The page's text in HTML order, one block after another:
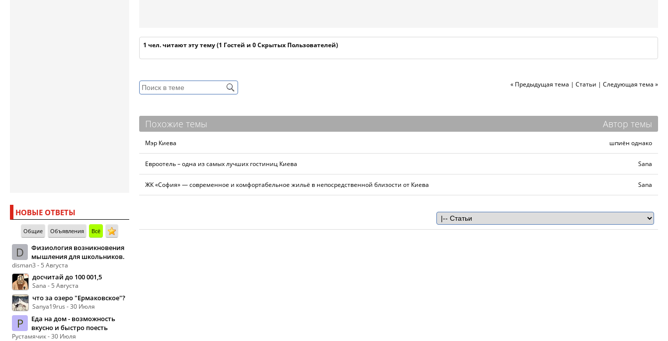
НОВЫЕ ОТВЕТЫ
Общие Объявления Всё
D
Физиология возникновения
мышления для школьников.
disman3 - 5 Августа
досчитай до 100 001,5
Sana - 5 Августа
что за озеро "Ермаковское"?
Sanya19rus - 30 Июля
Р
Еда на дом - возможность
вкусно и быстро поесть
Рустамячик - 30 Июля
1 чел. читают эту тему (1 Гостей и 0 Скрытых Пользователей)
« Предыдущая тема | Статьи | Следующая тема »
Похожие темы Автор темы
Мэр Киева шпиён однако
Евроотель – одна из самых лучших гостиниц Киева Sana
ЖК «София» — современное и комфортабельное жильё в непосредственной близости от Киева Sana